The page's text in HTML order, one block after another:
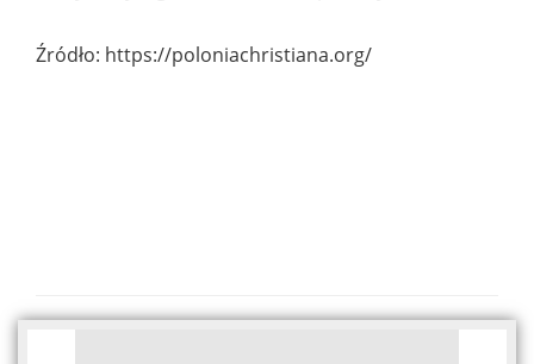
Źródło: https://poloniachristiana.org/